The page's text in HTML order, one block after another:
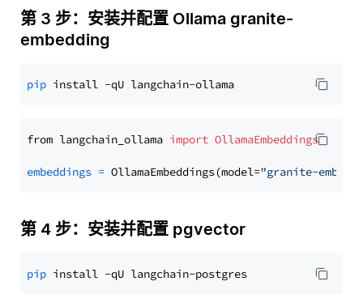
第 3 步：安装并配置 Ollama granite-
embedding
pip
from langchain_ollama import OllamaEmbeddings
embeddings = OllamaEmbeddings(model="granite-
第 4 步：安装并配置 pgvector
pip